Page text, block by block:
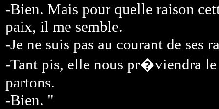
-Bien. Mais pour quelle raison
paix, il me semble.
-Je ne suis pas au courant de ses
-Tant pis, elle nous pr�viendra le
partons.
-Bien. "